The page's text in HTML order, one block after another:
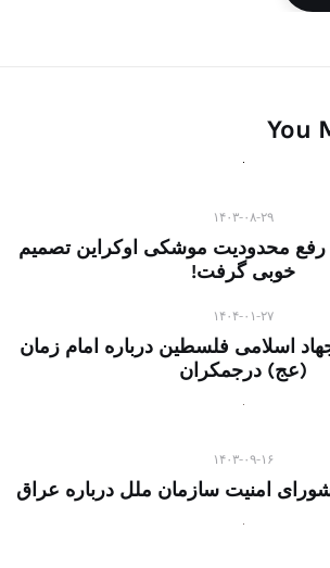
You
۱۴۰۳-۰۸-۲۹
رفع محدودیت موشکی اوکراین تصمیم
خوبی گرفت!
۱۴۰۴-۰۱-۲۷
جهاد اسلامی فلسطین درباره امام زمان
(عج) درجمکران
۱۴۰۳-۰۹-۱۶
امنیت سازمان ملل درباره عراق